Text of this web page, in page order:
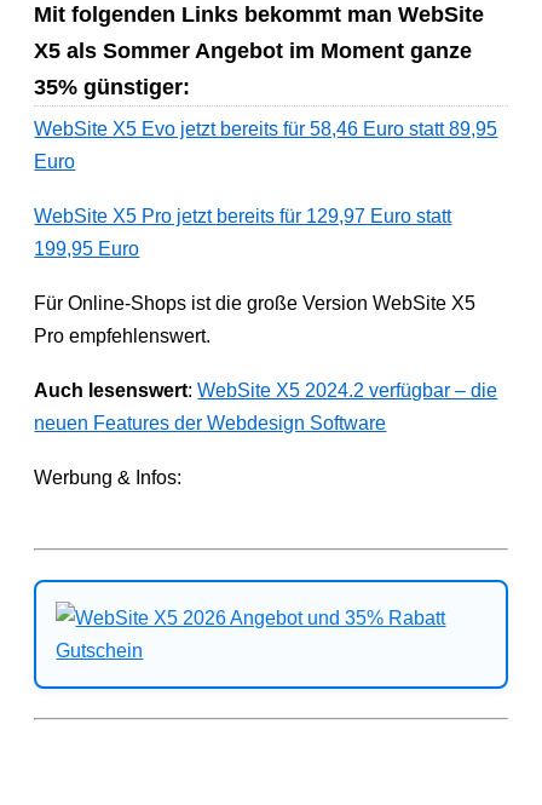
Mit folgenden Links bekommt man WebSite
X5 als Sommer Angebot im Moment ganze
35% günstiger:
WebSite X5 Evo jetzt bereits für 58,46 Euro statt 89,95
Euro
WebSite X5 Pro jetzt bereits für 129,97 Euro statt
199,95 Euro
Für Online-Shops ist die große Version WebSite X5
Pro empfehlenswert.
Auch lesenswert:WebSite X5 2024.2 verfügbar – die
neuen Features der Webdesign Software
Werbung & Infos: